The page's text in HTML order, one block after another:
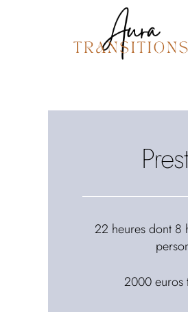
22 heures dont 8
2000 euros